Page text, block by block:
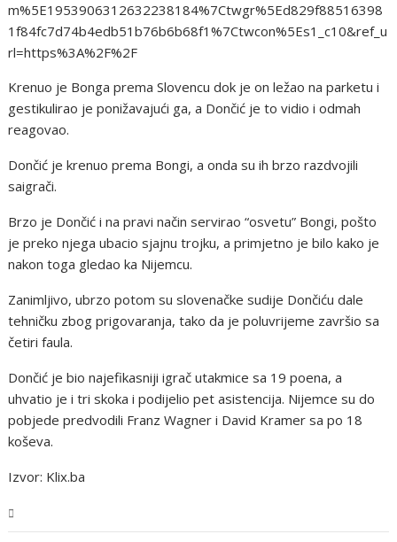
m%5E1953906312632238184%7Ctwgr%5Ed829f88516398
1f84fc7d74b4edb51b76b6b68f1%7Ctwcon%5Es1_c10&ref_u
rl=https%3A%2F%2F
Krenuo je Bonga prema Slovencu dok je on ležao na parketu i
gestikulirao je ponižavajući ga, a Dončić je to vidio i odmah
reagovao.
Dončić je krenuo prema Bongi, a onda su ih brzo razdvojili
saigrači.
Brzo je Dončić i na pravi način servirao “osvetu” Bongi, pošto
je preko njega ubacio sjajnu trojku, a primjetno je bilo kako je
nakon toga gledao ka Nijemcu.
Zanimljivo, ubrzo potom su slovenačke sudije Dončiću dale
tehničku zbog prigovaranja, tako da je poluvrijeme završio sa
četiri faula.
Dončić je bio najefikasniji igrač utakmice sa 19 poena, a
uhvatio je i tri skoka i podijelio pet asistencija. Nijemce su do
pobjede predvodili Franz Wagner i David Kramer sa po 18
koševa.
Izvor: Klix.ba